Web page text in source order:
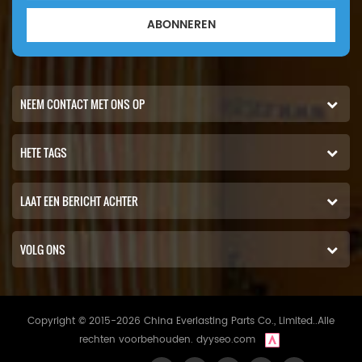
ABONNEREN
NEEM CONTACT MET ONS OP
HETE TAGS
LAAT EEN BERICHT ACHTER
VOLG ONS
Copyright © 2015-2026 China Everlasting Parts Co., Limited..Alle
rechten voorbehouden. dyyseo.com